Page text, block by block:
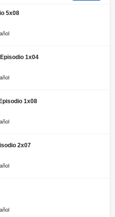
2×13 HD Online Temporada
2×12 HD Online Temporada
2×11 HD Online Temporada
2×09 HD Online Temporada
2×06 HD Online Temporada
5x08
1x04
1x08
2x07